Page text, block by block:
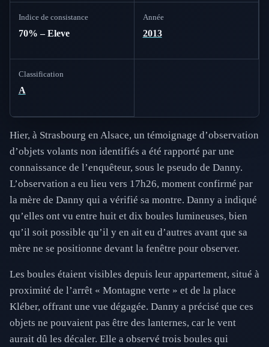
Indice de consistance
70% – Eleve
Année
2013
Classification
A
Hier, à Strasbourg en Alsace, un témoignage d’observation
d’objets volants non identifiés a été rapporté par une
connaissance de l’enquêteur, sous le pseudo de Danny.
L’observation a eu lieu vers 17h26, moment confirmé par
la mère de Danny qui a vérifié sa montre. Danny a indiqué
qu’elles ont vu entre huit et dix boules lumineuses, bien
qu’il soit possible qu’il y en ait eu d’autres avant que sa
mère ne se positionne devant la fenêtre pour observer.
Les boules étaient visibles depuis leur appartement, situé à
proximité de l’arrêt « Montagne verte » et de la place
Kléber, offrant une vue dégagée. Danny a précisé que ces
objets ne pouvaient pas être des lanternes, car le vent
aurait dû les décaler. Elle a observé trois boules qui